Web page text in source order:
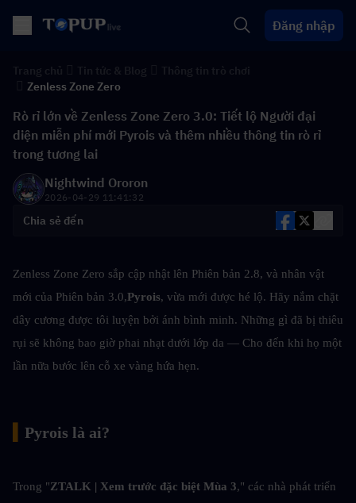
Đăng nhập
Zenless Zone Zero
Rò rỉ lớn về Zenless Zone Zero 3.0: Tiết lộ Người đại
diện miễn phí mới Pyrois và thêm nhiều thông tin rò rỉ
trong tương lai
Nightwind Ororon
2026-04-29 11:41:32
Chia sẻ đến
Zenless Zone Zero sắp cập nhật lên Phiên bản 2.8, và nhân vật
mới của Phiên bản 3.0,Pyrois, vừa mới được hé lộ. Hãy nắm chặt
dây cương được tôi luyện bởi ánh bình minh. Những gì đã bị thiêu
rụi sẽ không bao giờ phai nhạt dưới lớp da — Cho đến khi họ một
lần nữa bước lên cỗ xe vàng hứa hẹn.
Pyrois là ai?
Trong "ZTALK | Xem trước đặc biệt Mùa 3," các nhà phát triển